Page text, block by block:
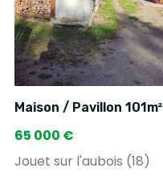
Maison / Pavillon 101m²
65 000 €
Jouet sur l'aubois (18)